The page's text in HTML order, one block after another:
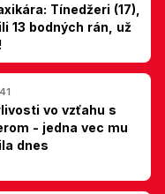
Tínedžeri (17),
13 bodných rán, už
vo vzťahu s
- jedna vec mu
dnes